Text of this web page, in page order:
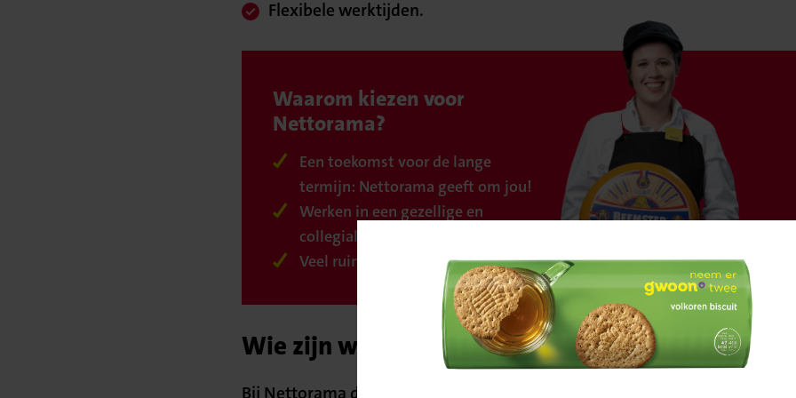
Flexibele werktijden.
Waarom kiezen voor
Nettorama?
Een toekomst voor de lange
termijn: Nettorama geeft om jou!
Werken in een gezellige en
collegiale werksfeer.
Veel ruimte voor eigen initiatief.
Wie zijn wij
Bij Nettorama draait alles om betaalbaarheid, kwaliteit en
Bevestig
je locatie